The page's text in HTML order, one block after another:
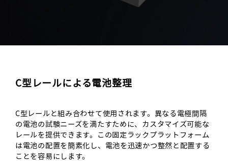
C型レールによる電池整理
C型レールと組み合わせて使用されます。異なる電極間隔
の電池の試験ニーズを満たすために、カスタマイズ可能な
レールを提供できます。この固定ラックプラットフォーム
は電池の配置を簡素化し、電池を迅速かつ整然と配置する
ことを容易にします。